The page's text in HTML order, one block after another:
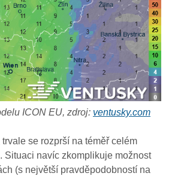
ICON EU, zdroj: ventusky.com
se rozprší na téměř celém
Situaci navíc zkomplikuje možnost
(s největší pravděpodobností na